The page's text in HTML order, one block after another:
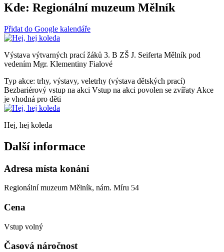
Kde: Regionální muzeum Mělník
Přidat do Google kalendáře
Výstava výtvarných prací žáků 3. B ZŠ J. Seiferta Mělník pod
vedením Mgr. Klementiny Fialové
Typ akce: trhy, výstavy, veletrhy (výstava dětských prací)
Bezbariérový vstup na akci Vstup na akci povolen se zvířaty Akce
je vhodná pro děti
Hej, hej koleda
Další informace
Adresa místa konání
Regionální muzeum Mělník, nám. Míru 54
Cena
Vstup volný
Časová náročnost